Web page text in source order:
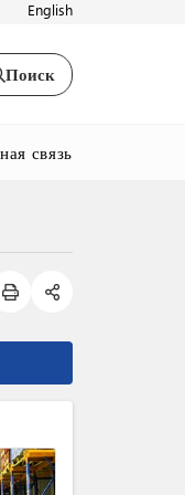
English
Поиск
связь
expand_less